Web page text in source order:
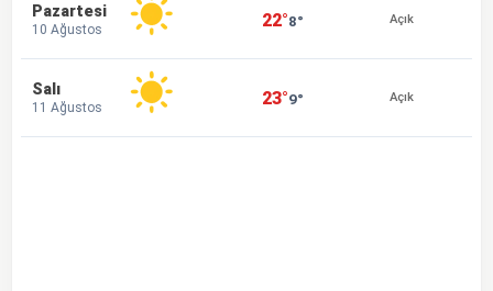
Pazartesi
10 Ağustos 22°8° Açık
Salı
11 Ağustos 23°9° Açık